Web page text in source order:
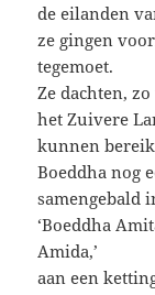
de eilanden
ze gingen
tegemoet.
Ze dachten,
het Zuivere
kunnen
Boeddha nog
samengebald
‘Boeddha
Amida,’
aan een